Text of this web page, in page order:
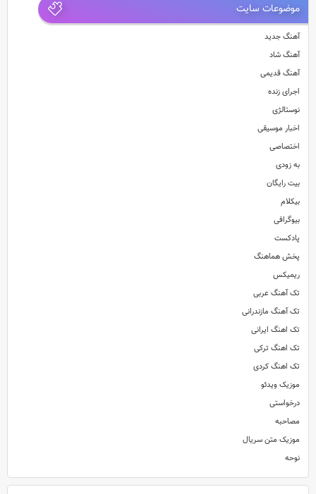
موضوعات سایت
آهنگ جدید
آهنگ شاد
آهنگ قدیمی
اجرای زنده
نوستالژی
اخبار موسیقی
اختصاصی
به زودی
بیت رایگان
بیکلام
بیوگرافی
پادکست
پخش هماهنگ
ریمیکس
تک آهنگ عربی
تک آهنگ مازندرانی
تک اهنگ ایرانی
تک اهنگ ترکی
تک اهنگ کردی
موزیک ویدئو
درخواستی
مصاحبه
موزیک متن سریال
نوحه